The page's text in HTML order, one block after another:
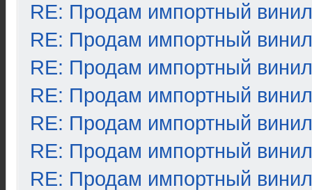
RE: Продам импортный винил
RE: Продам импортный винил
RE: Продам импортный винил
RE: Продам импортный винил
RE: Продам импортный винил
RE: Продам импортный винил
RE: Продам импортный винил